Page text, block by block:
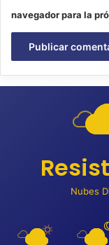
navegador para la
Nubes